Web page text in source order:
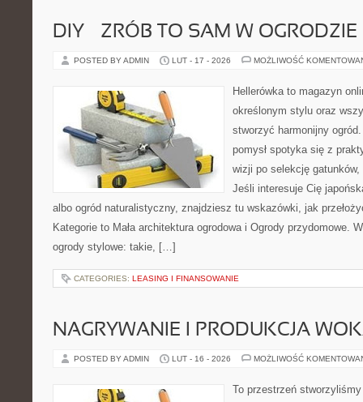
DIY – ZRÓB TO SAM W OGRODZIE
POSTED BY ADMIN LUT - 17 - 2026 MOŻLIWOŚĆ
Hellerówka to magazyn
określonym stylu oraz
stworzyć harmonijny
pomysł spotyka się z
wizji po selekcję
Jeśli interesuje Cię
albo ogród naturalistyczny, znajdziesz tu wskazówki, jak
Kategorie to Mała architektura ogrodowa i Ogrody przydomowe.
ogrody stylowe: takie, […]
CATEGORIES: LEASING I FINANSOWANIE
NAGRYWANIE I PRODUKCJA
POSTED BY ADMIN LUT - 16 - 2026 MOŻLIWOŚĆ
To przestrzeń